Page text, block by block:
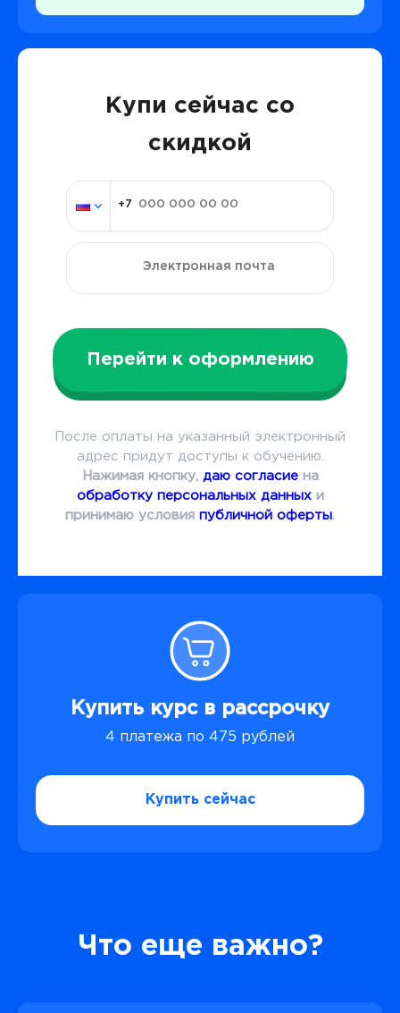
Купи сейчас со
скидкой
Перейти к оформлению
После оплаты на указанный электронный
адрес придут доступы к обучению.
Нажимая кнопку, даю согласиена
обработку персональных данныхи
принимаю условия публичной оферты.
Купить курс в рассрочку
4 платежа по 475 рублей
Купить сейчас
Что еще важно?